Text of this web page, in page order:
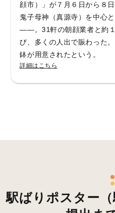
顔市）」が７月６日から８
鬼子母神（真源寺）を中心
――。31軒の朝顔業者と約
び、多くの人出で賑わった
鉢が用意されたという。
詳細はこちら
駅ばりポスター（